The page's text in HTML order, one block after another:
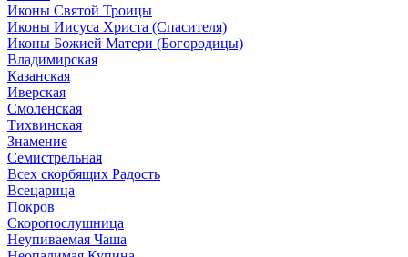
Иконы Святой Троицы
Иконы Иисуса Христа (Спасителя)
Иконы Божией Матери (Богородицы)
Владимирская
Казанская
Иверская
Смоленская
Тихвинская
Знамение
Семистрельная
Всех скорбящих Радость
Всецарица
Покров
Скоропослушница
Неупиваемая Чаша